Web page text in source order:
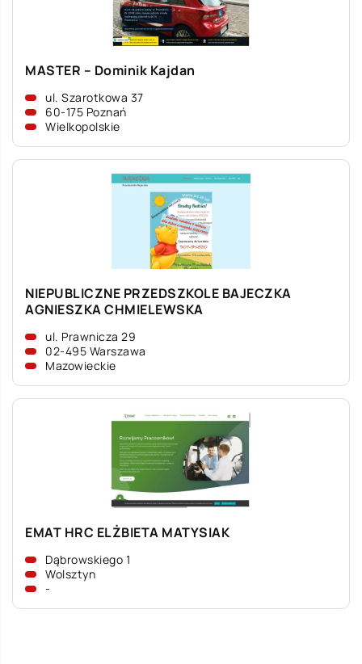
MASTER – Dominik Kajdan
ul. Szarotkowa 37
60-175 Poznań
Wielkopolskie
NIEPUBLICZNE PRZEDSZKOLE BAJECZKA
AGNIESZKA CHMIELEWSKA
ul. Prawnicza 29
02-495 Warszawa
Mazowieckie
EMAT HRC ELŻBIETA MATYSIAK
Dąbrowskiego 1
Wolsztyn
-